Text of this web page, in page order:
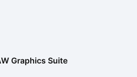
Graphics Suite